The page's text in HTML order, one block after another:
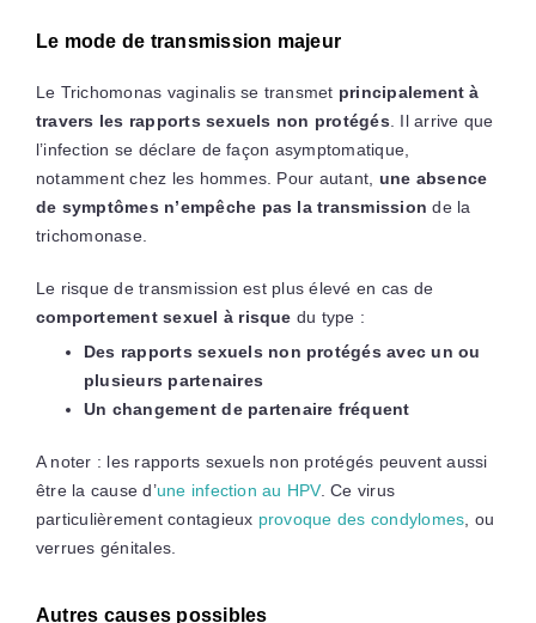
Le mode de transmission majeur
Le Trichomonas vaginalis se transmet principalement à
travers les rapports sexuels non protégés . Il arrive que
l’infection se déclare de façon asymptomatique,
notamment chez les hommes. Pour autant, une absence
de symptômes n’empêche pas la transmission de la
trichomonase.
Le risque de transmission est plus élevé en cas de
comportement sexuel à risque du type :
Des rapports sexuels non protégés avec un ou
plusieurs partenaires
Un changement de partenaire fréquent
A noter : les rapports sexuels non protégés peuvent aussi
être la cause d’une infection au HPV. Ce virus
particulièrement contagieux provoque des condylomes , ou
verrues génitales.
Autres causes possibles